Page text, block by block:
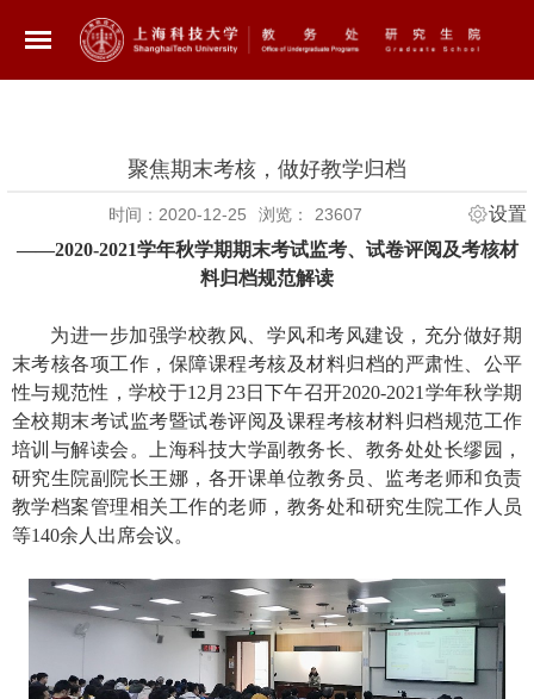
聚焦期末考核，做好教学归档
时间：2020-12-25 浏览： 23607
设置
——2020-2021学年秋学期期末考试监考、试卷评阅及考核材
料归档规范解读
为进一步加强学校教风、学风和考风建设，充分做好期
末考核各项工作，保障课程考核及材料归档的严肃性、公平
性与规范性，学校于12 月 23日下午召开2020-2021 学年秋学期
全校期末考试监考暨试卷评阅及课程考核材料归档规范工作
培训与解读会。上海科技大学副教务长、教务处处长缪园，
研究生院副院长王娜，各开课单位教务员、监考老师和负责
教学档案管理相关工作的老师，教务处和研究生院工作人员
等140余人出席会议。